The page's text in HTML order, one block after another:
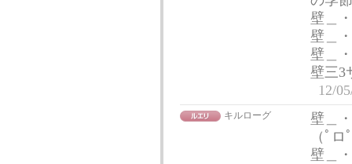
壁＿
壁＿
壁＿
壁三3
12/
キルローグ
壁＿
（ﾟ
壁＿